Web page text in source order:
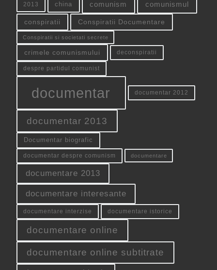
2013 china comunism comunismul
conspiratii Conspiratii Documentare
Conspiratii si societati secrete
crimele comunismului deconspiratii
despre partidul comunist
documentar documentar 2012
documentar 2013
Documentar biografic
documentar despre comunism documentare
documentare 2013
documentare interesante
documentare interzise documentare istorice
documentare online
documentare online subtitrate